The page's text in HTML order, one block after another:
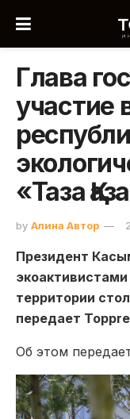
Глава
участие
«Таза
by Алина Автор
Президент
территории
передает
Об этом